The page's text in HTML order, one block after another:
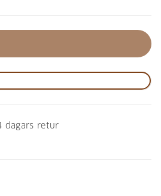
dagars retur